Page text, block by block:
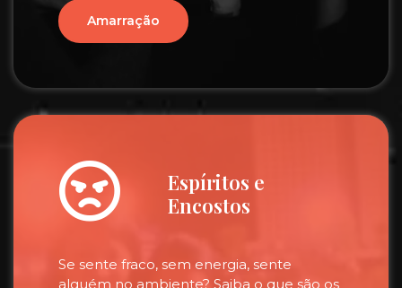
Amarração
Espíritos e
Encostos
Se sente fraco, sem energia, sente
alguém no ambiente? Saiba o que são os